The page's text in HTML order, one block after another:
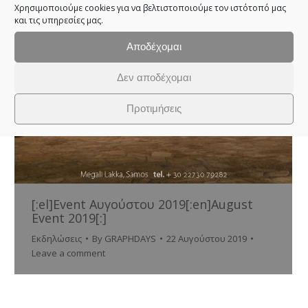
Χρησιμοποιούμε cookies για να βελτιστοποιούμε τον ιστότοπό μας
και τις υπηρεσίες μας.
Αποδέχομαι
Δεν αποδέχομαι
Προτιμήσεις
[:el]Event Αυγούστου 2019[:en]August
Event 2019[:]
Εκδηλώσεις By GRAPHDAYS
22 Αυγούστου 2019
Leave a comment